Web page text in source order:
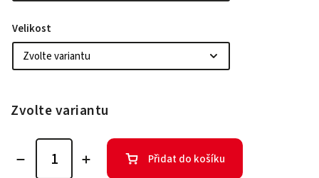
Velikost
Zvolte variantu
Přidat do košíku